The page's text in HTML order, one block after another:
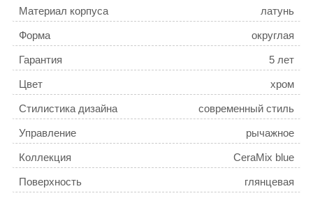
Материал корпуса латунь
Форма округлая
Гарантия 5 лет
Цвет хром
Стилистика дизайна современный стиль
Управление рычажное
Коллекция CeraMix blue
Поверхность глянцевая